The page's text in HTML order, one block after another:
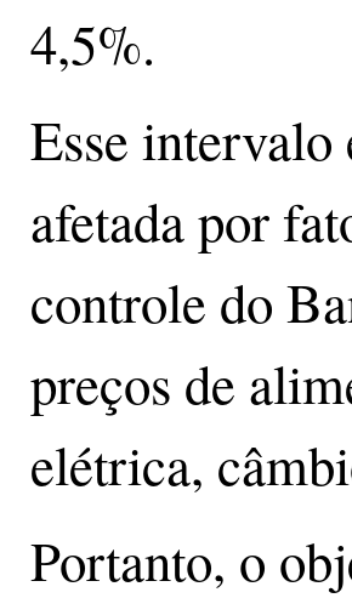
4,5%.
Esse intervalo
afetada por
controle do
preços de
elétrica,
Portanto, o